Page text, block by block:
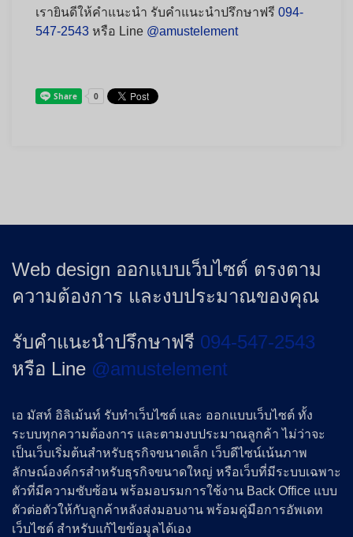
เรายินดีให้คำแนะนำ รับคำแนะนำปรึกษาฟรี 094-
547-2543 หรือ Line @amustelement
Web design ออกแบบเว็บไซต์ ตรงตาม
ความต้องการ และงบประมาณของคุณ
รับคำแนะนำปรึกษาฟรี 094-547-2543
หรือ Line @amustelement
เอ มัสท์ อิลิเม้นท์ รับทำเว็บไซต์ และ ออกแบบเว็บไซต์ ทั้ง
ระบบทุกความต้องการ และตามงบประมาณลูกค้า ไม่ว่าจะ
เป็นเว็บเริ่มต้นสำหรับธุรกิจขนาดเล็ก เว็บดีไซน์เน้นภาพ
ลักษณ์องค์กรสำหรับธุรกิจขนาดใหญ่ หรือเว็บที่มีระบบเฉพาะ
ตัวที่มีความซับซ้อน พร้อมอบรมการใช้งาน Back Office แบบ
ตัวต่อตัวให้กับลูกค้าหลังส่งมอบงาน พร้อมคู่มือการอัพเดท
เว็บไซต์ สำหรับแก้ไขข้อมูลได้เอง